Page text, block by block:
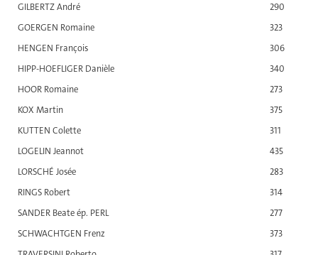
GILBERTZ André
290
GOERGEN Romaine
323
HENGEN François
306
HIPP-HOEFLIGER Danièle
340
HOOR Romaine
273
KOX Martin
375
KUTTEN Colette
311
LOGELIN Jeannot
435
LORSCHÉ Josée
283
RINGS Robert
314
SANDER Beate ép. PERL
277
SCHWACHTGEN Frenz
373